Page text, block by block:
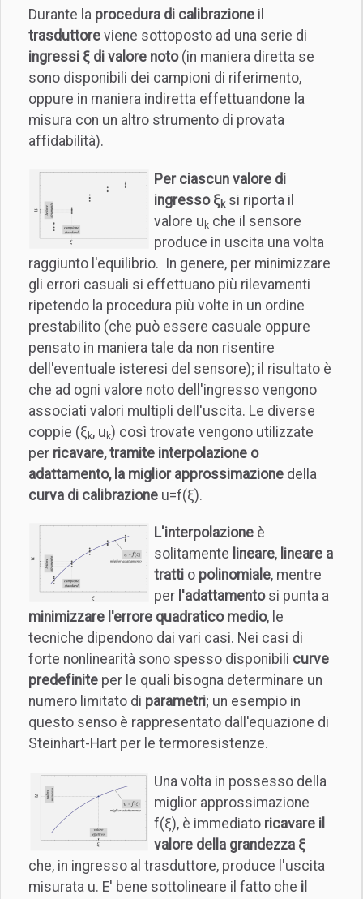
Durante la procedura di calibrazione il
trasduttore viene sottoposto ad una serie di
ingressi ξ di valore noto(in maniera diretta se
sono disponibili dei campioni di riferimento,
oppure in maniera indiretta effettuandone la
misura con un altro strumento di provata
affidabilità).
Per ciascun valore di
ingresso ξksi riporta il
valore u k che il sensore
produce in uscita una volta
raggiunto l'equilibrio. In genere, per minimizzare
gli errori casuali si effettuano più rilevamenti
ripetendo la procedura più volte in un ordine
prestabilito (che può essere casuale oppure
pensato in maniera tale da non risentire
dell'eventuale isteresi del sensore); il risultato è
che ad ogni valore noto dell'ingresso vengono
associati valori multipli dell'uscita. Le diverse
coppie (ξ k, u k) così trovate vengono utilizzate
per ricavare, tramite interpolazione o
adattamento, la miglior approssimazione della
curva di calibrazione u=f(ξ).
L'interpolazione è
solitamente lineare, lineare a
tratti o polinomiale, mentre
per l'adattamentosi punta a
minimizzare l'errore quadratico medio, le
tecniche dipendono dai vari casi. Nei casi di
forte nonlinearità sono spesso disponibili curve
predefinite per le quali bisogna determinare un
numero limitato di parametri; un esempio in
questo senso è rappresentato dall'equazione di
Steinhart-Hart per le termoresistenze.
Una volta in possesso della
miglior approssimazione
f(ξ), è immediato ricavare il
valore della grandezza ξ
che, in ingresso al trasduttore, produce l'uscita
misurata u. E' bene sottolineare il fatto che il